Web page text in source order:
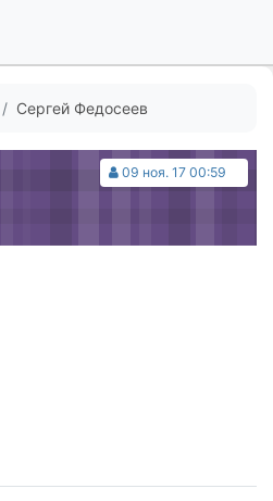
Сергей Федосеев
09 ноя. 17 00:59